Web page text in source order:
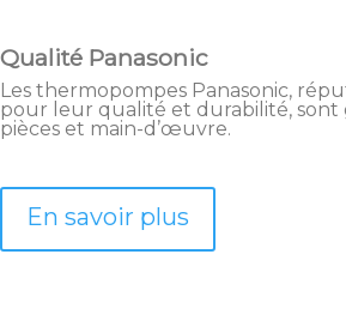
Qualité Panasonic
Les thermopompes Panasonic,
pour leur qualité et durabilité, sont
pièces et main-d’œuvre.
En savoir plus